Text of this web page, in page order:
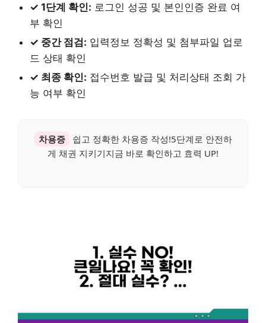
✓ 1단계 확인: 로그인 성공 및 본인인증 완료 여
부 확인
✓ 중간 점검: 입력정보 정확성 및 첨부파일 업로
드 상태 확인
✓ 최종 확인: 접수번호 발급 및 처리상태 조회 가
능 여부 확인
차용증
쉽고 정확한 차용증 작성!5단계로 안전하
게 채권 지키기지금 바로 확인하고 효력 UP!